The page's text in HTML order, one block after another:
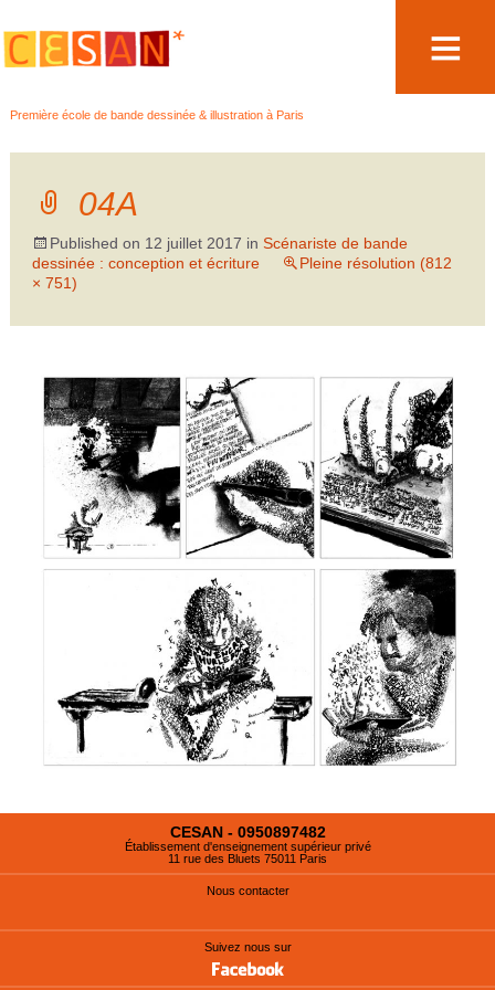
Première école de bande dessinée & illustration à Paris
au
04A
Published on 12 juillet 2017 in Scénariste de bande
dessinée : conception et écriture
Pleine résolution (812
× 751)
CESAN - 0950897482
Établissement d'enseignement supérieur privé
11 rue des Bluets 75011 Paris
Nous contacter
Suivez nous sur